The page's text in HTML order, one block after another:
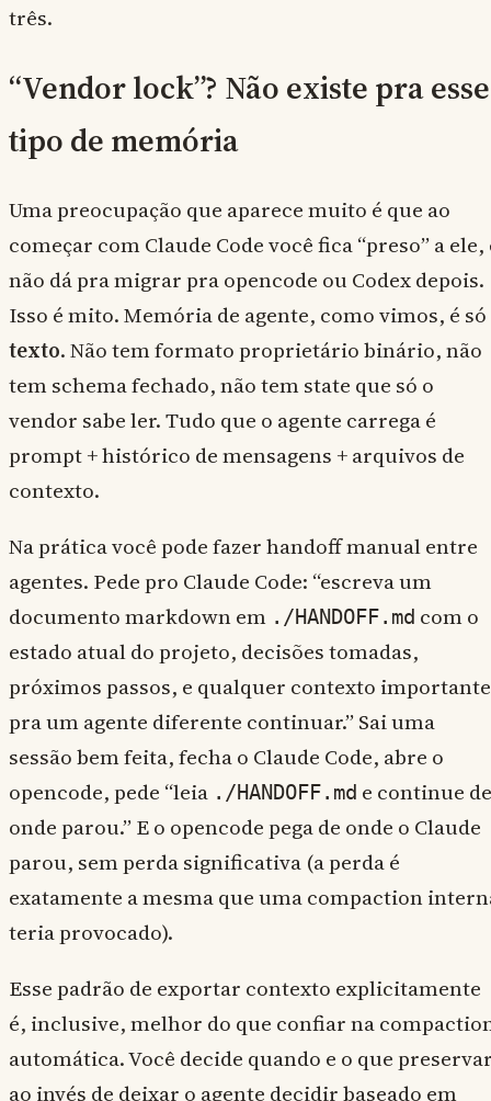
três.
“Vendor lock”? Não existe pra esse
tipo de memória
Uma preocupação que aparece muito é que ao
começar com Claude Code você fica “preso” a ele,
não dá pra migrar pra opencode ou Codex depois.
Isso é mito. Memória de agente, como vimos, é só
texto. Não tem formato proprietário binário, não
tem schema fechado, não tem state que só o
vendor sabe ler. Tudo que o agente carrega é
prompt + histórico de mensagens + arquivos de
contexto.
Na prática você pode fazer handoff manual entre
agentes. Pede pro Claude Code: “escreva um
documento markdown em ./HANDOFF.md com o
estado atual do projeto, decisões tomadas,
próximos passos, e qualquer contexto importante
pra um agente diferente continuar.” Sai uma
sessão bem feita, fecha o Claude Code, abre o
opencode, pede “leia ./HANDOFF.md e continue de
onde parou.” E o opencode pega de onde o Claude
parou, sem perda significativa (a perda é
exatamente a mesma que uma compaction
teria provocado).
Esse padrão de exportar contexto explicitamente
é, inclusive, melhor do que confiar na
automática. Você decide quando e o que
ao invés de deixar o agente decidir baseado em